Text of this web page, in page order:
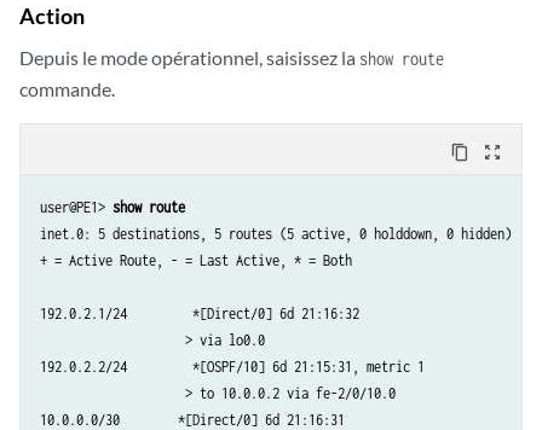
Action
Depuis le mode opérationnel, saisissez la show route
commande.
content_copy zoom_out_map
user@PE1> show route
inet.0: 5 destinations, 5 routes (5 active, 0 holddown, 0 hidden)
+ = Active Route, - = Last Active, * = Both
192.0.2.1/24         *[Direct/0] 6d 21:16:32
                    > via lo0.0
192.0.2.2/24         *[OSPF/10] 6d 21:15:31, metric 1
                    > to 10.0.0.2 via fe-2/0/10.0
10.0.0.0/30        *[Direct/0] 6d 21:16:31